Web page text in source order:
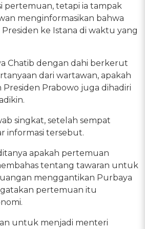
pertemuan, tetapi ia tampak
menginformasikan bahwa
ke Istana di waktu yang
Chatib dengan dahi berkerut
dari wartawan, apakah
Prabowo juga dihadiri
singkat, setelah sempat
informasi tersebut.
apakah pertemuan
tentang tawaran untuk
menggantikan Purbaya
pertemuan itu
untuk menjadi menteri